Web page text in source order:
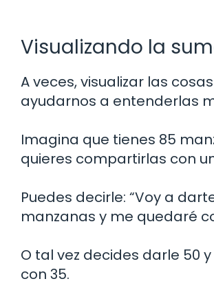
Visualizando la
A veces, visualizar las
ayudarnos a entenderlas
Imagina que tienes 85
quieres compartirlas con
Puedes decirle: “Voy a
manzanas y me quedaré
O tal vez decides darle 50
con 35.